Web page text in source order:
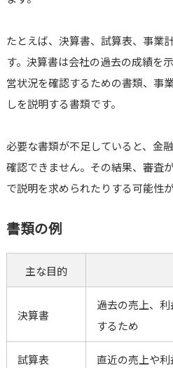
たとえば、決算書、試算表、事業
す。決算書は会社の過去の成績を
営状況を確認するための書類、事
しを説明する書類です。
必要な書類が不足していると、金
確認できません。その結果、審査
で説明を求められたりする可能性が
書類の例
主な目的
決算書
過去の売上、
するため
試算表 直近の売上や